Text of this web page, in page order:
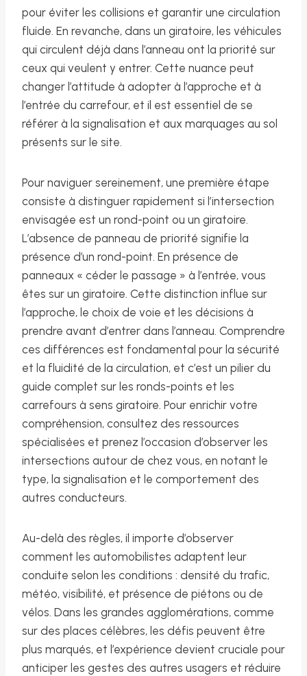
pour éviter les collisions et garantir une circulation
fluide. En revanche, dans un giratoire, les véhicules
qui circulent déjà dans l’anneau ont la priorité sur
ceux qui veulent y entrer. Cette nuance peut
changer l’attitude à adopter à l’approche et à
l’entrée du carrefour, et il est essentiel de se
référer à la signalisation et aux marquages au sol
présents sur le site.
Pour naviguer sereinement, une première étape
consiste à distinguer rapidement si l’intersection
envisagée est un rond-point ou un giratoire.
L’absence de panneau de priorité signifie la
présence d’un rond-point. En présence de
panneaux « céder le passage » à l’entrée, vous
êtes sur un giratoire. Cette distinction influe sur
l’approche, le choix de voie et les décisions à
prendre avant d’entrer dans l’anneau. Comprendre
ces différences est fondamental pour la sécurité
et la fluidité de la circulation, et c’est un pilier du
guide complet sur les ronds-points et les
carrefours à sens giratoire. Pour enrichir votre
compréhension, consultez des ressources
spécialisées et prenez l’occasion d’observer les
intersections autour de chez vous, en notant le
type, la signalisation et le comportement des
autres conducteurs.
Au-delà des règles, il importe d’observer
comment les automobilistes adaptent leur
conduite selon les conditions : densité du trafic,
météo, visibilité, et présence de piétons ou de
vélos. Dans les grandes agglomérations, comme
sur des places célèbres, les défis peuvent être
plus marqués, et l’expérience devient cruciale pour
anticiper les gestes des autres usagers et réduire